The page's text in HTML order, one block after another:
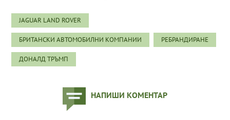
JAGUAR LAND ROVER
БРИТАНСКИ АВТОМОБИЛНИ КОМПАНИИ РЕБРАНДИРАНЕ
ДОНАЛД ТРЪМП
НАПИШИ КОМЕНТАР